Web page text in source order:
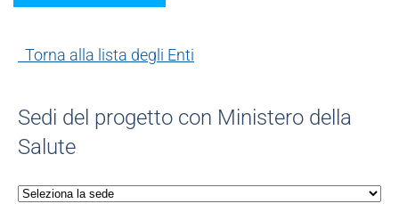
Torna alla lista degli Enti
Sedi del progetto con Ministero della
Salute